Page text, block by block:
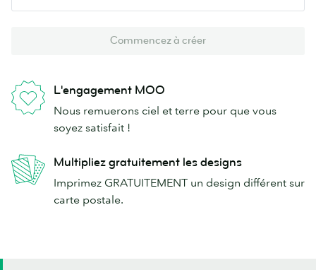
Commencez à créer
L'engagement MOO
Nous remuerons ciel et terre pour que vous
soyez satisfait !
Multipliez gratuitement les designs
Imprimez GRATUITEMENT un design différent sur
carte postale.